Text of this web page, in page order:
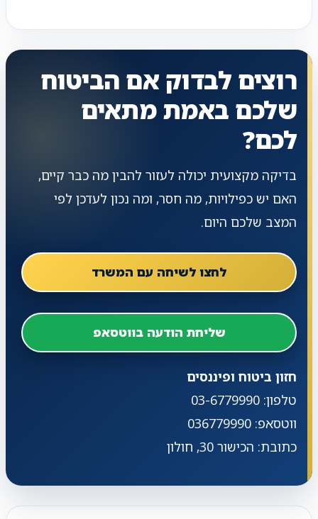
רוצים לבדוק אם הביטוח
שלכם באמת מתאים
לכם?
בדיקה מקצועית יכולה לעזור להבין מה כבר קיים,
האם יש כפילויות, מה חסר, ומה נכון לעדכן לפי
המצב שלכם היום.
לחצו לשיחה עם המשרד
שליחת הודעה בווטסאפ
חזון ביטוח ופיננסים
טלפון: 03-6779990
ווטסאפ: 036779990
כתובת: הכישור 30, חולון